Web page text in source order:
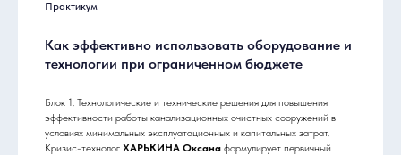
Практикум
Как эффективно использовать оборудование и
технологии при ограниченном бюджете
Блок 1. Технологические и технические решения для повышения
эффективности работы канализационных очистных сооружений в
условиях минимальных эксплуатационных и капитальных затрат.
Кризис-технолог ХАРЬКИНА Оксана формулирует первичный